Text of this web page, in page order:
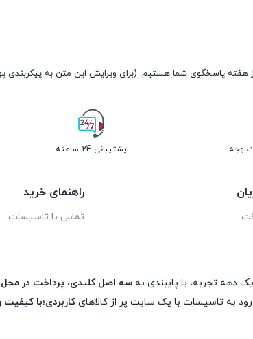
پشتیبانی 24 ساعته
راهنمای خرید
تماس با تاسیسات
دهه تجربه، با پایبندی به سه اصل کلیدی، پرداخت در محل، ۷ روز ضمانت بازگشت کالا و تضمین اصل‌بودن
به تاسیسات با یک سایت پر از کالاهایکاربردی؛با